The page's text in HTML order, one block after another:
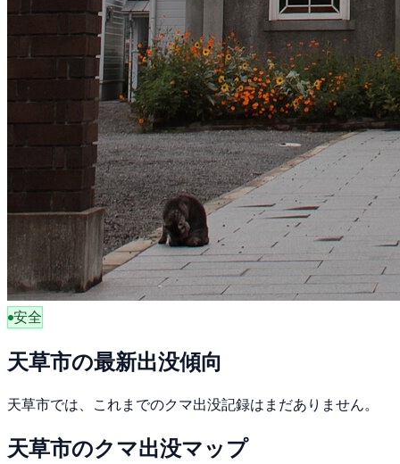
安全
天草市の最新出没傾向
天草市では、これまでのクマ出没記録はまだありません。
天草市のクマ出没マップ